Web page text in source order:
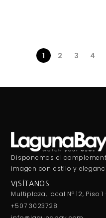
1 2 3 4
Disponemos el
imagen con estilo y
VISÍTANOS
Multiplaza, local Nº 12, Piso
+507 3023728